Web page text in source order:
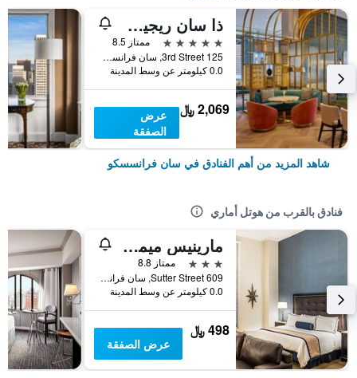
ذا سان ريجيس سان فرانسيسكو
5 نجوم
ممتاز 8.5
125 3rd Street, سان فرانسسكو, CA, الولايات المتحدة الأميريكية
0.0 كيلومتر عن وسط المدينة
2,069 ﷼
عرض
الصفقة
شاهد المزيد من أهم الفنادق في سان فرانسسكو
فنادق بالقرب من هوتل أماري
مارينيس ميموريال كلوب آند هوتل
3 نجوم
ممتاز 8.8
609 Sutter Street, سان فرانسسكو, CA, الولايات المتحدة الأميريكية
0.0 كيلومتر عن وسط المدينة
498 ﷼
عرض الصفقة